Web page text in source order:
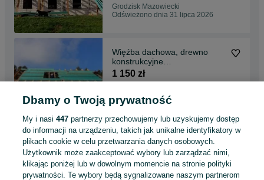
Grodzisk Mazowiecki
Odświeżono dnia 31 lipca 2026
Więźba dachowa, drewno
konstrukcyjne
IMPREGNOWANE -
PRODUCENT
1 150 zł
Nowy Dwór Mazowiecki
Odświeżono dnia 31 lipca 2026
Więźba dachowa, Drewno
Konstrukcyjne PRODUCENT
1 150 zł
Dbamy o Twoją prywatność
My i nasi447 partnerzy przechowujemy lub uzyskujemy dostęp
do informacji na urządzeniu, takich jak unikalne identyfikatory w
plikach cookie w celu przetwarzania danych osobowych.
Użytkownik może zaakceptować wybory lub zarządzać nimi,
klikając poniżej lub w dowolnym momencie na stronie polityki
prywatności. Te wybory będą sygnalizowane naszym partnerom